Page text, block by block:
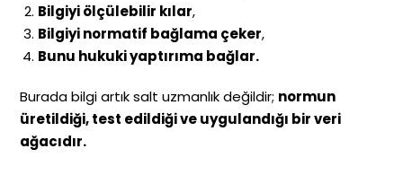
Bilgiyi ölçülebilir kılar,
Bilgiyi normatif bağlama çeker,
Bunu hukuki yaptırıma bağlar.
Burada bilgi artık salt uzmanlık değildir; normun
üretildiği, test edildiği ve uygulandığı bir veri
ağacıdır.